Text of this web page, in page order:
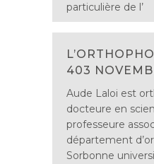
particulière de l’
403
Aude Laloi est
docteure en
professeure
département
Sorbonne